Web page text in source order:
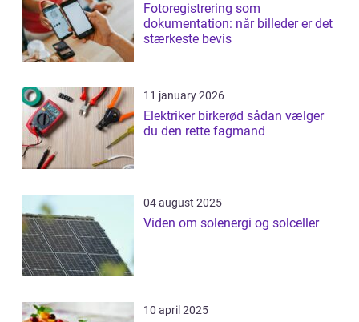
Fotoregistrering som
dokumentation: når billeder er det
stærkeste bevis
11 january 2026
Elektriker birkerød sådan vælger
du den rette fagmand
04 august 2025
Viden om solenergi og solceller
10 april 2025